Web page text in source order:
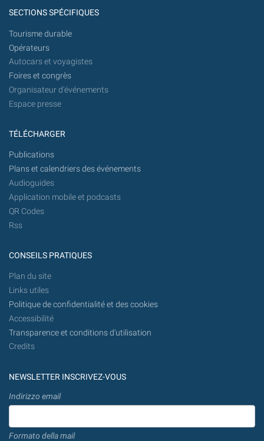
SECTIONS SPÉCIFIQUES
Tourisme durable
Opérateurs
Autocars et voyagistes
Foires et congrès
Organisateur d'événements
Espace presse
TÉLÉCHARGER
Publications
Plans et calendriers des événements
Audioguides
Application mobile et podcasts
QR Codes
Rss
CONSEILS PRATIQUES
Plan du site
Links utiles
Politique de confidentialité et des cookies
Accessibilité
Transparence et conditions d'utilisation
Credits
NEWSLETTER INSCRIVEZ-VOUS
Indirizzo email
Formato della mail